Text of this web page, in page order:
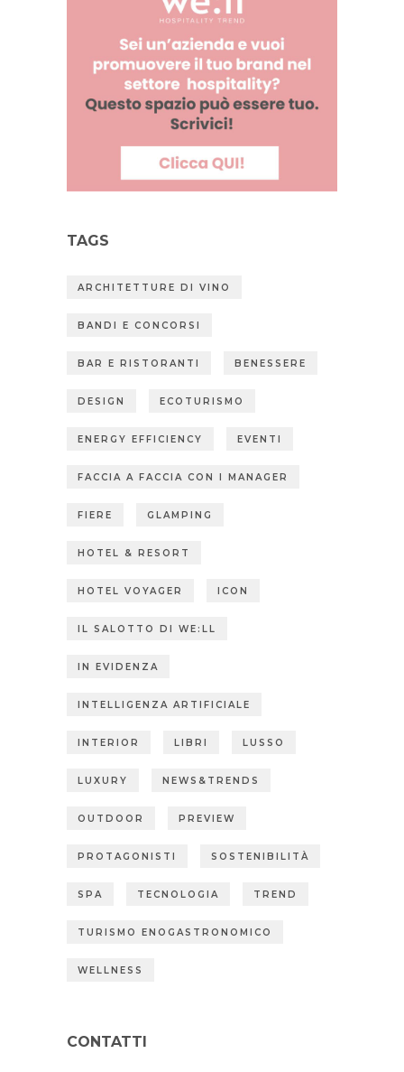
TAGS
ARCHITETTURE DI VINO
BANDI E CONCORSI
BAR E RISTORANTI BENESSERE
DESIGN ECOTURISMO
ENERGY EFFICIENCY EVENTI
FACCIA A FACCIA CON I MANAGER
FIERE GLAMPING
HOTEL & RESORT
HOTEL VOYAGER ICON
IL SALOTTO DI WE:LL
IN EVIDENZA
INTELLIGENZA ARTIFICIALE
INTERIOR LIBRI LUSSO
LUXURY NEWS&TRENDS
OUTDOOR PREVIEW
PROTAGONISTI SOSTENIBILITÀ
SPA TECNOLOGIA TREND
TURISMO ENOGASTRONOMICO
WELLNESS
CONTATTI